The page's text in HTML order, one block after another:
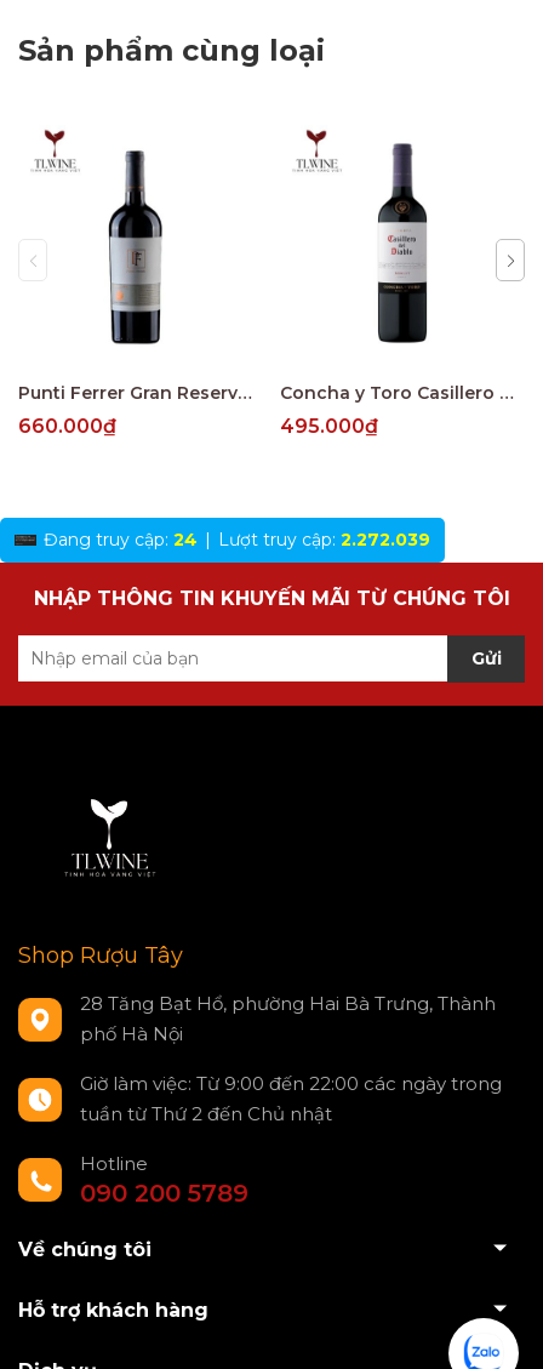
Sản phẩm cùng loại
Punti Ferrer Gran Reserva Cabernet Sauvignon
660.000₫
Concha y Toro Casillero del Diablo Reserva Merlot Central Valley
495.000₫
Đang truy cập: 24 | Lượt truy cập: 2.272.039
NHẬP THÔNG TIN KHUYẾN MÃI TỪ CHÚNG TÔI
Gửi
Shop Rượu Tây
28 Tăng Bạt Hổ, phường Hai Bà Trưng, Thành
phố Hà Nội
Giờ làm việc: Từ 9:00 đến 22:00 các ngày trong
tuần từ Thứ 2 đến Chủ nhật
Hotline
090 200 5789
Về chúng tôi
Hỗ trợ khách hàng